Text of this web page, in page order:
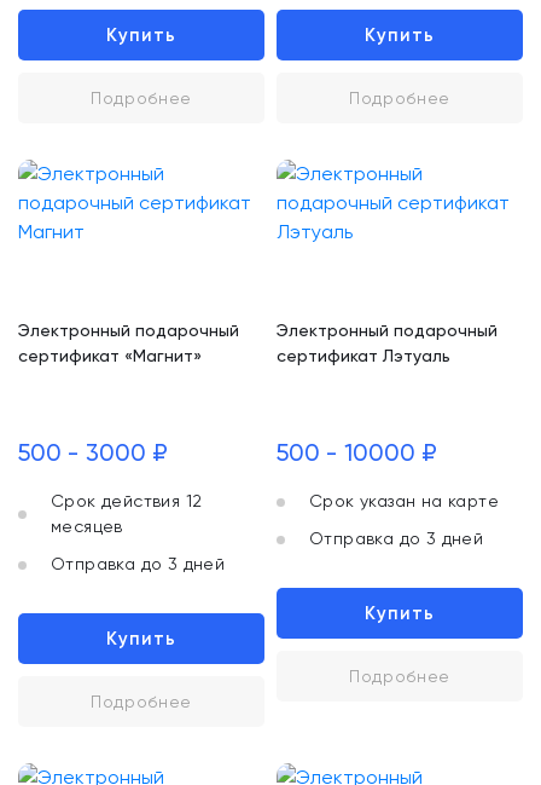
Купить
Подробнее
Купить
Подробнее
Электронный подарочный
сертификат «Магнит»
500 - 3000 ₽
Срок действия 12
месяцев
Отправка до 3 дней
Купить
Подробнее
Электронный подарочный
сертификат Лэтуаль
500 - 10000 ₽
Срок указан на карте
Отправка до 3 дней
Купить
Подробнее